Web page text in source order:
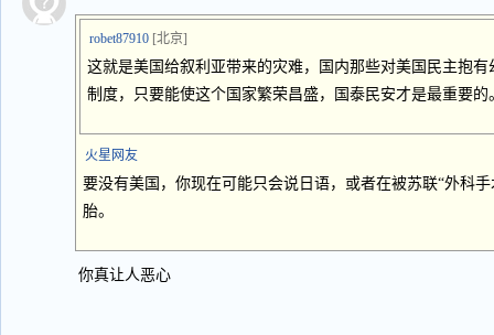
robet87910 [北京]
这就是美国给叙利亚带来的灾难，国内那些对美国民主抱
制度，只要能使这个国家繁荣昌盛，国泰民安才是最重要的
火星网友
要没有美国，你现在可能只会说日语，或者在被苏联“外科
胎。
你真让人恶心